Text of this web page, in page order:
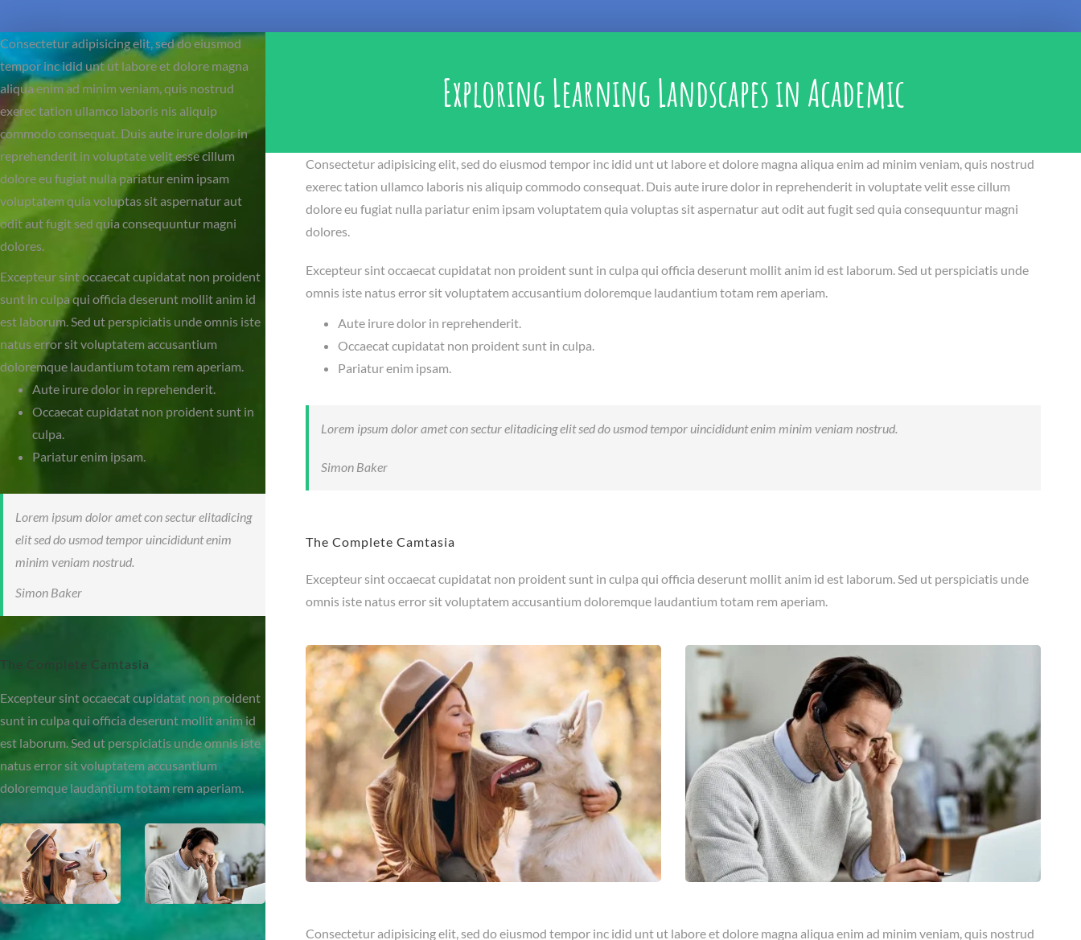
Consectetur adipisicing elit, sed do eiusmod
tempor inc idid unt ut labore et dolore magna
aliqua enim ad minim veniam, quis nostrud
exerec tation ullamco laboris nis aliquip
commodo consequat. Duis aute irure dolor in
reprehenderit in voluptate velit esse cillum
dolore eu fugiat nulla pariatur enim ipsam
voluptatem quia voluptas sit aspernatur aut
odit aut fugit sed quia consequuntur magni
dolores.
Excepteur sint occaecat cupidatat non proident
sunt in culpa qui officia deserunt mollit anim id
est laborum. Sed ut perspiciatis unde omnis iste
natus error sit voluptatem accusantium
doloremque laudantium totam rem aperiam.
Aute irure dolor in reprehenderit.
Occaecat cupidatat non proident sunt in
culpa.
Pariatur enim ipsam.
Lorem ipsum dolor amet con sectur elitadicing
elit sed do usmod tempor uincididunt enim
minim veniam nostrud.
Simon Baker
The Complete Camtasia
Excepteur sint occaecat cupidatat non proident
sunt in culpa qui officia deserunt mollit anim id
est laborum. Sed ut perspiciatis unde omnis iste
natus error sit voluptatem accusantium
doloremque laudantium totam rem aperiam.
Exploring Learning Landscapes in Academic
Consectetur adipisicing elit, sed do eiusmod tempor inc idid unt ut labore et dolore magna aliqua enim ad minim veniam, quis nostrud
exerec tation ullamco laboris nis aliquip commodo consequat. Duis aute irure dolor in reprehenderit in voluptate velit esse cillum
dolore eu fugiat nulla pariatur enim ipsam voluptatem quia voluptas sit aspernatur aut odit aut fugit sed quia consequuntur magni
dolores.
Excepteur sint occaecat cupidatat non proident sunt in culpa qui officia deserunt mollit anim id est laborum. Sed ut perspiciatis unde
omnis iste natus error sit voluptatem accusantium doloremque laudantium totam rem aperiam.
Aute irure dolor in reprehenderit.
Occaecat cupidatat non proident sunt in culpa.
Pariatur enim ipsam.
Lorem ipsum dolor amet con sectur elitadicing elit sed do usmod tempor uincididunt enim minim veniam nostrud.
Simon Baker
The Complete Camtasia
Excepteur sint occaecat cupidatat non proident sunt in culpa qui officia deserunt mollit anim id est laborum. Sed ut perspiciatis unde
omnis iste natus error sit voluptatem accusantium doloremque laudantium totam rem aperiam.
Consectetur adipisicing elit, sed do eiusmod tempor inc idid unt ut labore et dolore magna aliqua enim ad minim veniam, quis nostrud